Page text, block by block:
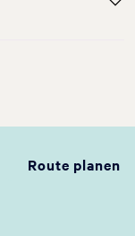
Route planen